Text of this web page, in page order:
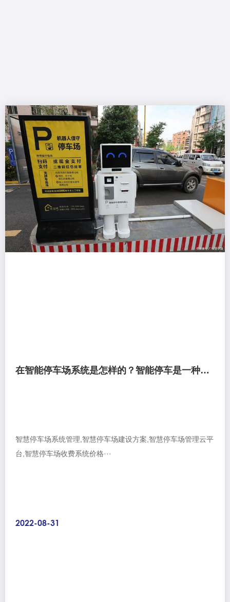
在智能停车场系统是怎样的？智能停车是一种怎样的体验？。
智慧停车场系统管理,智慧停车场建设方案,智慧停车场管理云平
台,智慧停车场收费系统价格···
2022-08-31